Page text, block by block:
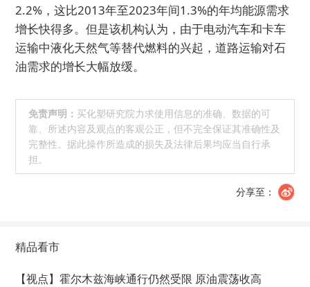
2.2%，这比2013年至2023年间1.3%的年均能源需求
增长快得多。但是该机构认为，由于电动汽车和卡车
运输中液化天然气等替代燃料的兴起，道路运输对石
油需求的增长大幅放缓。
免责声明： 买化塑研究院力求使用信息的准确、数据的可
靠、所述内容及观点的客观公正，但不完全保证其准确性及
完整性。据此操作所造成的损失及法律后果均应当自行承
担。
分享至：
精品看市
【视点】霍尔木兹海峡通行仍然受限 原油震荡收高